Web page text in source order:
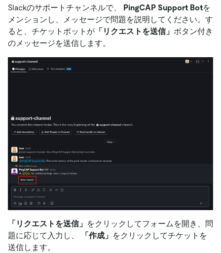
Slackのサポートチャンネルで、 PingCAP Support Botを
メンションし、メッセージで問題を説明してください。す
ると、チケットボットが 「リクエストを送信」 ボタン付き
のメッセージを送信します。
「リクエストを送信」 をクリックしてフォームを開き、問
題に応じて入力し、
「作成」 をクリックしてチケットを
送信します。